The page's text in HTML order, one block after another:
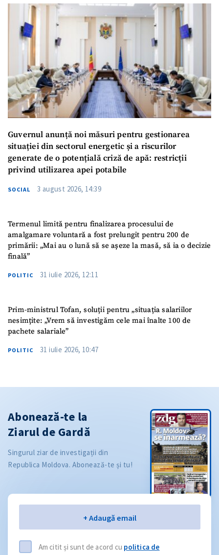
Guvernul anunță noi măsuri pentru gestionarea
situației din sectorul energetic și a riscurilor
generate de o potențială criză de apă: restricții
privind utilizarea apei potabile
SOCIAL 3 august 2026, 14:39
Termenul limită pentru finalizarea procesului de
amalgamare voluntară a fost prelungit pentru 200 de
primării: „Mai au o lună să se așeze la masă, să ia o decizie
finală”
POLITIC 31 iulie 2026, 12:11
Prim-ministrul Tofan, soluții pentru „situația salariilor
nesimțite: „Vrem să investigăm cele mai înalte 100 de
pachete salariale”
POLITIC 31 iulie 2026, 10:47
Abonează-te la
Ziarul de Gardă
Singurul ziar de investigații din
Republica Moldova. Abonează-te și tu!
+ Adaugă email
Am citit și sunt de acord cu politica de